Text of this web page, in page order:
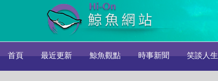
首頁 最近更新 鯨魚觀點 時事新聞 笑談人生